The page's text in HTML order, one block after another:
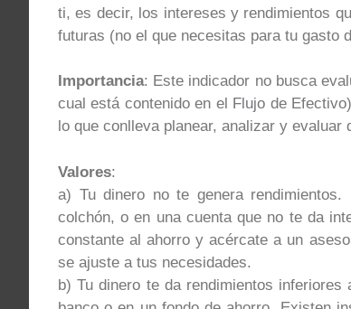
ti, es decir, los intereses y rendimientos
futuras (no el que necesitas para tu gasto
Importancia: Este indicador no busca
cual está contenido en el Flujo de
lo que conlleva planear, analizar y evaluar
Valores:
a) Tu dinero no te genera
colchón, o en una cuenta que no te da
constante al ahorro y acércate a un
se ajuste a tus necesidades.
b) Tu dinero te da rendimientos